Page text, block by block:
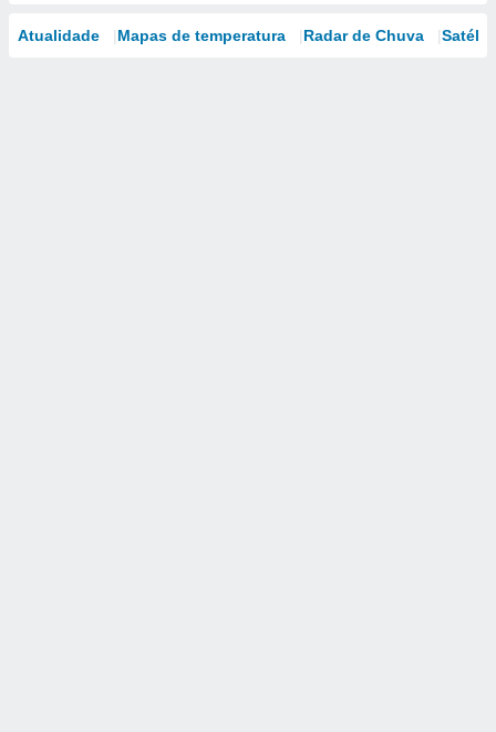
Atualidade Mapas de temperatura Radar de Chuva